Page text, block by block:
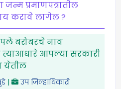
प्रमाणपत्रातील
करावे लागेल ?
बरोबरचे नाव
त्याआधारे आपल्या सरकारी
येतील
| उप जिल्हाधिकारी